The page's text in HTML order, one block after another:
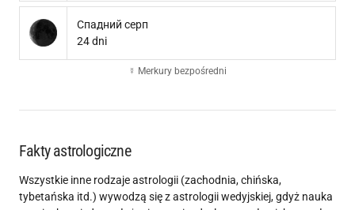
Спадний серп
24 dni
☿ Merkury bezpośredni
Fakty astrologiczne
Wszystkie inne rodzaje astrologii (zachodnia, chińska,
tybetańska itd.) wywodzą się z astrologii wedyjskiej, gdyż nauka